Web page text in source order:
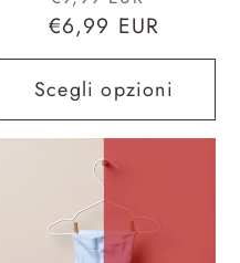
di
listino
scontato
€6,99 EUR
Scegli opzioni